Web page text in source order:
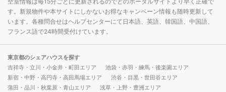
す。新規物件や本サイトにしかないお得なキャンペーン情報も随時更新して
います。各種問合せはヘルプセンターにて日本語、英語、韓国語、中国語、
フランス語で24時間受付けています。
東京都のシェアハウスを探す
吉祥寺・立川・小金井・町田エリア
池袋・赤羽・練馬・後楽園エリア
新宿・中野・高円寺・高田馬場エリア
渋谷・目黒・世田谷エリア
蒲田・品川・秋葉原・青山エリア
浅草・上野・豊洲エリア